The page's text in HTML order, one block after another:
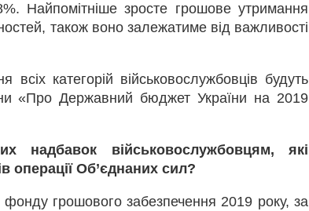
Найпомітніше зросте грошове утримання
також воно залежатиме від важливості
всіх категорій військовослужбовців будуть
«Про Державний бюджет України на 2019
надбавок військовослужбовцям, які
операції Об’єднаних сил?
грошового забезпечення 2019 року, за